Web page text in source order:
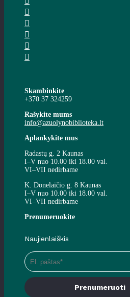
Skambinkite
+370 37 324259
Rašykite mums
info@azuolynobiblioteka.lt
Aplankykite mus
Radastų g. 2 Kaunas
I–V nuo 10.00 iki 18.00 val.
VI–VII nedirbame
K. Donelaičio g. 8 Kaunas
I–V nuo 10.00 iki 18.00 val.
VI–VII nedirbame
Prenumeruokite
Naujienlaiškis
Prenumeruoti